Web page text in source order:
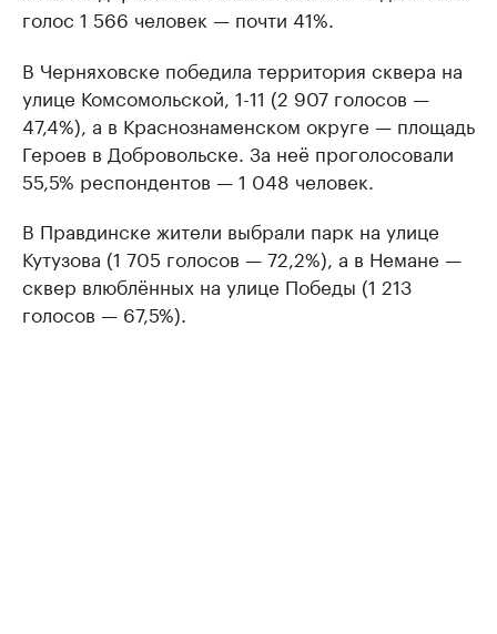
голос 1 566 человек — почти 41%.
В Черняховске победила территория сквера на
улице Комсомольской, 1-11 (2 907 голосов —
47,4%), а в Краснознаменском округе — площадь
Героев в Добровольске. За неё проголосовали
55,5% респондентов — 1 048 человек.
В Правдинске жители выбрали парк на улице
Кутузова (1 705 голосов — 72,2%), а в Немане —
сквер влюблённых на улице Победы (1 213
голосов — 67,5%).